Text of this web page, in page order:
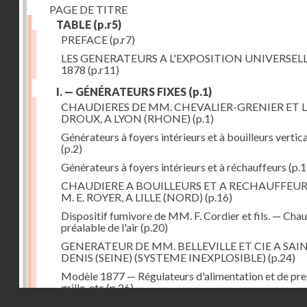
PAGE DE TITRE
TABLE (p.r5)
PREFACE(p.r7)
LES GENERATEURS A L'EXPOSITION
1878 (p.r11)
I. — GÉNÉRATEURS FIXES (p.1)
CHAUDIERES DE MM. CHEVALIER-GRENIER ET
DROUX, A LYON (RHONE) (p.1)
Générateurs à foyers intérieurs et à bouilleurs
(p.2)
Générateurs à foyers intérieurs et à réchauffeurs
CHAUDIERE A BOUILLEURS ET A
M. E. ROYER, A LILLE (NORD) (p.16)
Dispositif fumivore de MM. F. Cordier et fils. —
préalable de l'air(p.20)
GENERATEUR DE MM. BELLEVILLE ET CIE A
DENIS (SEINE) (SYSTEME INEXPLOSIBLE) (p.24)
Modèle 1877 — Régulateurs d'alimentation et de
grille, etc(p.26)